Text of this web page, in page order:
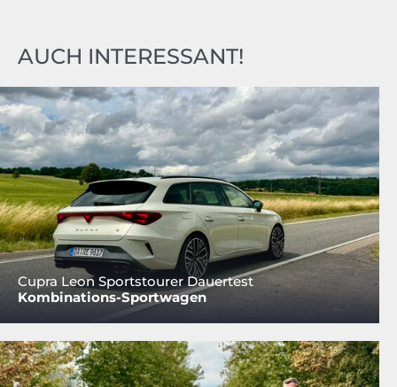
AUCH INTERESSANT!
Cupra Leon Sportstourer Dauertest
Kombinations-Sportwagen